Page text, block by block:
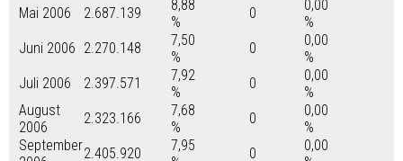
Mai 2006
2.687.139
8,88
%
0
0,00
%
Juni 2006 2.270.148
7,50
%
0
0,00
%
Juli 2006
2.397.571
7,92
%
0
0,00
%
August
2006
2.323.166
7,68
%
0
0,00
%
September2.405.920
7,95
0
0,00